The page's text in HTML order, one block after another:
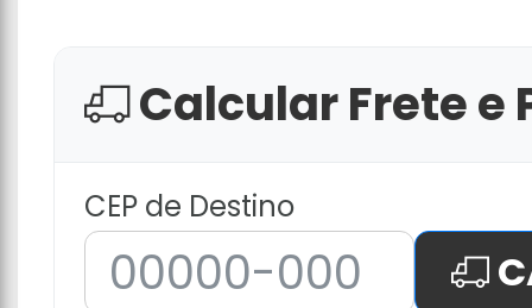
Calcular Frete e
CEP de Destino